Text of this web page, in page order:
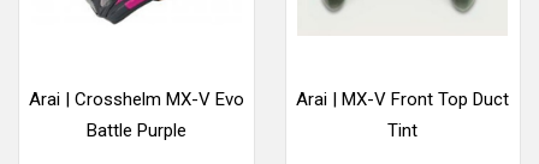
Arai | Crosshelm MX-V Evo
Battle Purple
Arai | MX-V Front Top Duct
Tint